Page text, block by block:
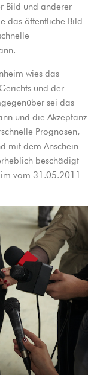
Bild und anderer
das öffentliche Bild
wies das
und der
sei das
und die Akzeptanz
Prognosen,
mit dem Anschein
beschädigt
vom 31.05.2011 –